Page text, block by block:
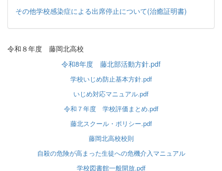
その他学校感染症による出席停止について(治癒証明書)
令和８年度 藤岡北高校
令和8年度 藤北部活動方針.pdf
学校いじめ防止基本方針.pdf
いじめ対応マニュアル.pdf
令和７年度 学校評価まとめ.pdf
藤北スクール・ポリシー.pdf
藤岡北高校校則
自殺の危険が高まった生徒への危機介入マニュアル
学校図書館一般開放.pdf